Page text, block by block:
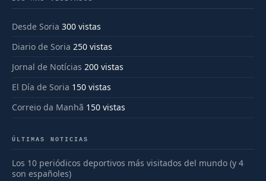
Desde Soria 300 vistas
Diario de Soria 250 vistas
Jornal de Notícias 200 vistas
El Día de Soria 150 vistas
Correio da Manhã 150 vistas
ÚLTIMAS NOTICIAS
Los 10 periódicos deportivos más visitados del mundo (y 4
son españoles)